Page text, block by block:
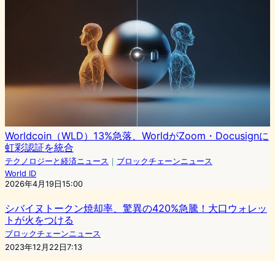
Worldcoin（WLD）13%急落、WorldがZoom・Docusignに
虹彩認証を統合
テクノロジーと経済ニュース ｜ ブロックチェーンニュース
World ID
2026年4月19日15:00
シバイヌトークン焼却率、驚異の420%急騰！大口ウォレッ
トが火をつける
ブロックチェーンニュース
2023年12月22日7:13